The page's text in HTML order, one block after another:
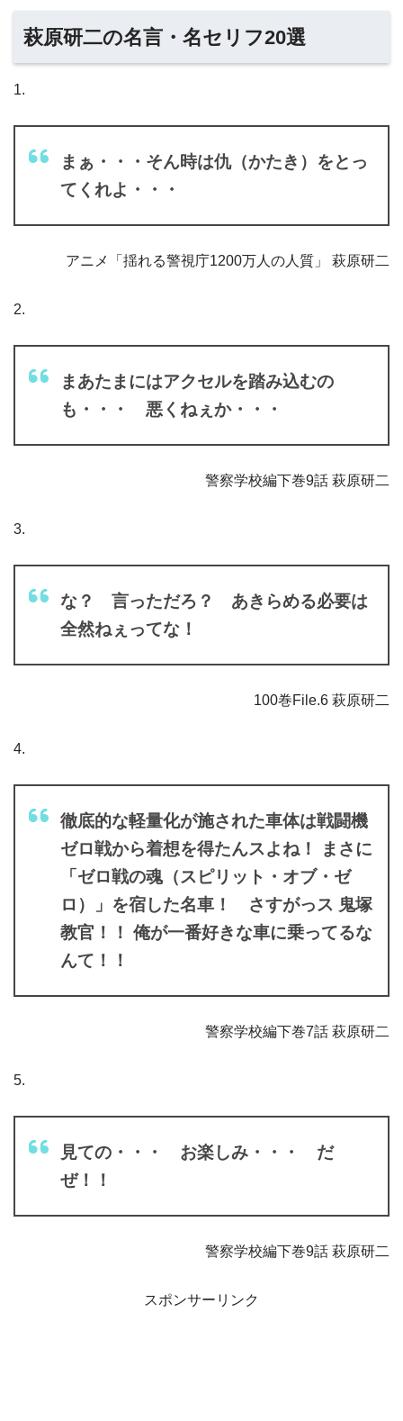
萩原研二の名言・名セリフ20選
1.
まぁ・・・そん時は仇（かたき）をとっ
てくれよ・・・
アニメ「揺れる警視庁1200万人の人質」 萩原研二
2.
まあたまにはアクセルを踏み込むの
も・・・ 悪くねぇか・・・
警察学校編下巻9話 萩原研二
3.
な？ 言っただろ？ あきらめる必要は
全然ねぇってな！
100巻File.6 萩原研二
4.
徹底的な軽量化が施された車体は戦闘機
ゼロ戦から着想を得たんスよね！ まさに
「ゼロ戦の魂（スピリット・オブ・ゼ
ロ）」を宿した名車！ さすがっス 鬼塚
教官！！ 俺が一番好きな車に乗ってるな
んて！！
警察学校編下巻7話 萩原研二
5.
見ての・・・ お楽しみ・・・ だ
ぜ！！
警察学校編下巻9話 萩原研二
スポンサーリンク